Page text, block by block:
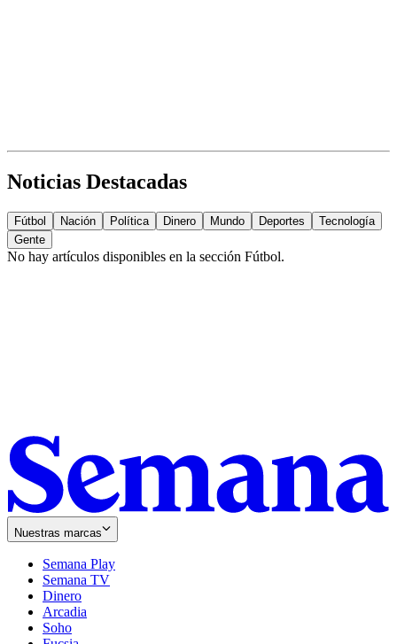
Noticias Destacadas
Fútbol Nación Política Dinero Mundo Deportes
Tecnología
Gente
No hay artículos disponibles en la sección Fútbol.
Nuestras marcas
Semana Play
Semana TV
Dinero
Arcadia
Soho